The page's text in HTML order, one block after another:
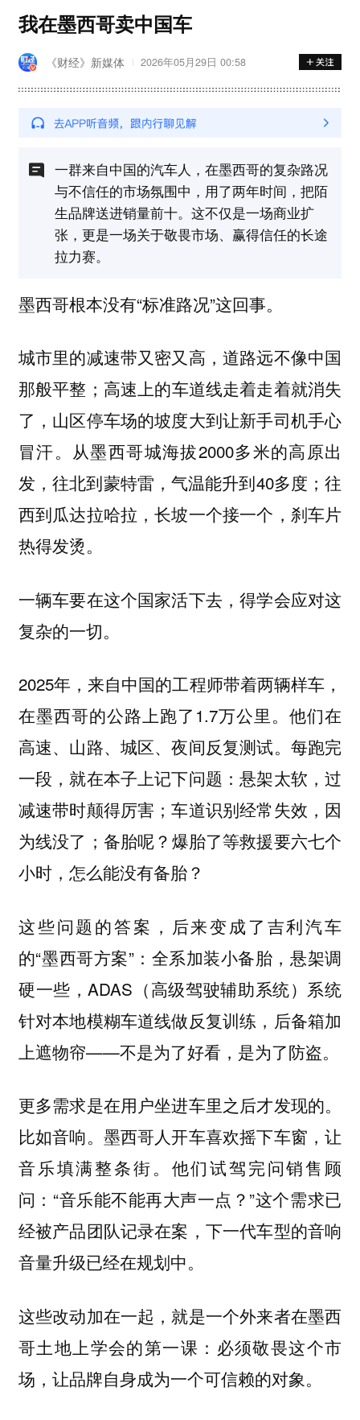
我在墨西哥卖中国车
《财经》新媒体 2026年05月29日 00:58
一群来自中国的汽车人，在墨西哥的复杂路况
与不信任的市场氛围中，用了两年时间，把陌
生品牌送进销量前十。这不仅是一场商业扩
张，更是一场关于敬畏市场、赢得信任的长途
拉力赛。
墨西哥根本没有“标准路况”这回事。
城市里的减速带又密又高，道路远不像中国
那般平整；高速上的车道线走着走着就消失
了，山区停车场的坡度大到让新手司机手心
冒汗。从墨西哥城海拔2000多米的高原出
发，往北到蒙特雷，气温能升到40多度；往
西到瓜达拉哈拉，长坡一个接一个，刹车片
热得发烫。
一辆车要在这个国家活下去，得学会应对这
复杂的一切。
2025年，来自中国的工程师带着两辆样车，
在墨西哥的公路上跑了1.7万公里。他们在
高速、山路、城区、夜间反复测试。每跑完
一段，就在本子上记下问题：悬架太软，过
减速带时颠得厉害；车道识别经常失效，因
为线没了；备胎呢？爆胎了等救援要六七个
小时，怎么能没有备胎？
这些问题的答案，后来变成了吉利汽车
的“墨西哥方案”：全系加装小备胎，悬架调
硬一些，ADAS（高级驾驶辅助系统）系统
针对本地模糊车道线做反复训练，后备箱加
上遮物帘——不是为了好看，是为了防盗。
更多需求是在用户坐进车里之后才发现的。
比如音响。墨西哥人开车喜欢摇下车窗，让
音乐填满整条街。他们试驾完问销售顾
问：“音乐能不能再大声一点？”这个需求已
经被产品团队记录在案，下一代车型的音响
音量升级已经在规划中。
这些改动加在一起，就是一个外来者在墨西
哥土地上学会的第一课：必须敬畏这个市
场，让品牌自身成为一个可信赖的对象。